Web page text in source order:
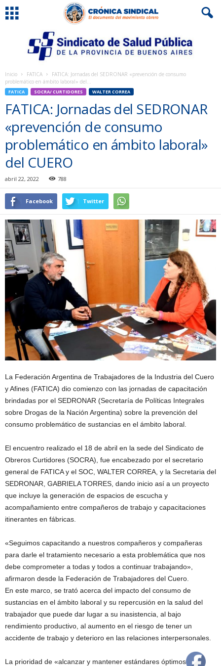
Inicio FATICA
FATICA: Jornadas del SEDRONAR «prevención de consumo
problemático en ámbito laboral» del...
FATICA SOCRA/ CURTIDORES WALTER CORREA
FATICA: Jornadas del SEDRONAR
«prevención de consumo
problemático en ámbito laboral»
del CUERO
abril 22, 2022 788
Facebook Twitter
La Federación Argentina de Trabajadores de la Industria del Cuero
y Afines (FATICA) dio comienzo con las jornadas de capacitación
brindadas por el SEDRONAR (Secretaría de Políticas Integrales
sobre Drogas de la Nación Argentina) sobre la prevención del
consumo problemático de sustancias en el ámbito laboral.
El encuentro realizado el 18 de abril en la sede del Sindicato de
Obreros Curtidores (SOCRA), fue encabezado por el secretario
general de FATICA y el SOC, WALTER CORREA, y la Secretaria del
SEDRONAR, GABRIELA TORRES, dando inicio así a un proyecto
que incluye la generación de espacios de escucha y
acompañamiento entre compañeros de trabajo y capacitaciones
itinerantes en fábricas.
«Seguimos capacitando a nuestros compañeros y compañeras
para darle el tratamiento necesario a esta problemática que nos
debe comprometer a todas y todos a continuar trabajando»,
afirmaron desde la Federación de Trabajadores del Cuero.
En este marco, se trató acerca del impacto del consumo de
sustancias en el ámbito laboral y su repercusión en la salud del
trabajador que puede dar lugar a su inasistencia, al bajo
rendimiento productivo, al aumento en el riesgo de tener un
accidente de trabajo y deterioro en las relaciones interpersonales.
La prioridad de «alcanzar y mantener estándares óptimos en